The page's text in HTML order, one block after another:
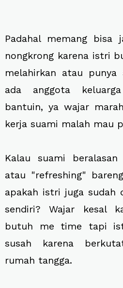
Padahal memang bisa
nongkrong karena istri
melahirkan atau punya
ada anggota
bantuin, ya wajar
kerja suami malah mau
Kalau suami
atau "refreshing"
apakah istri juga sudah
sendiri? Wajar kesal
butuh me time tapi
susah karena
rumah tangga.